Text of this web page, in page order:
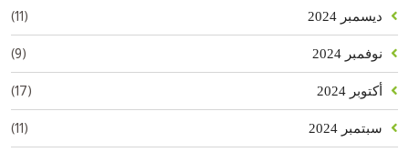
ديسمبر 2024 (11)
نوفمبر 2024 (9)
أكتوبر 2024 (17)
سبتمبر 2024 (11)